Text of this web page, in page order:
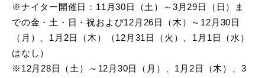
※ナイター開催日：11月30日（土）～3月29日（日）ま
での金・土・日・祝および12月26日（木）～12月30日
（月）、1月2日（木）（12月31日（火）、1月1日（水）
はなし）
※12月28日（土）～12月30日（月）、1月2日（木）、3